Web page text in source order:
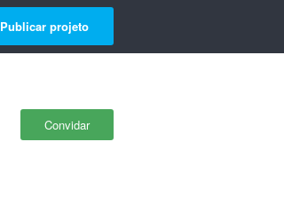
Publicar projeto
Convidar